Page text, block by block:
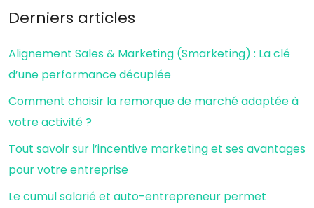
Derniers articles
Alignement Sales & Marketing (Smarketing) : La clé
d’une performance décuplée
Comment choisir la remorque de marché adaptée à
votre activité ?
Tout savoir sur l’incentive marketing et ses avantages
pour votre entreprise
Le cumul salarié et auto-entrepreneur permet